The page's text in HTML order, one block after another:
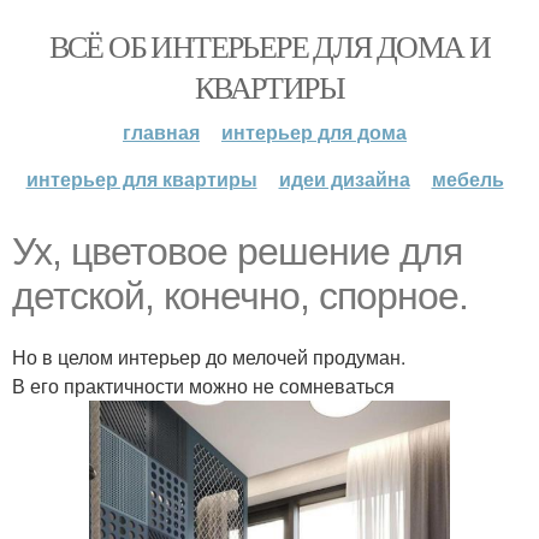
ВСЁ ОБ ИНТЕРЬЕРЕ ДЛЯ ДОМА И
КВАРТИРЫ
главная
интерьер для дома
интерьер для квартиры
идеи дизайна мебель
Ух, цветовое решение для
детской, конечно, спорное.
Но в целом интерьер до мелочей продуман.
В его практичности можно не сомневаться